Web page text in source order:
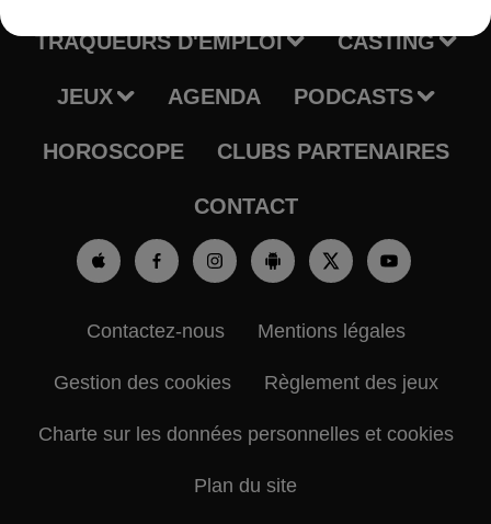
TRAQUEURS D'EMPLOI CASTING
JEUX AGENDA PODCASTS
HOROSCOPE CLUBS PARTENAIRES
CONTACT
Contactez-nous Mentions légales
Gestion des cookies Règlement des jeux
Charte sur les données personnelles et cookies
Plan du site